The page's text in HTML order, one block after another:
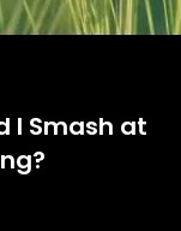
I Smash at